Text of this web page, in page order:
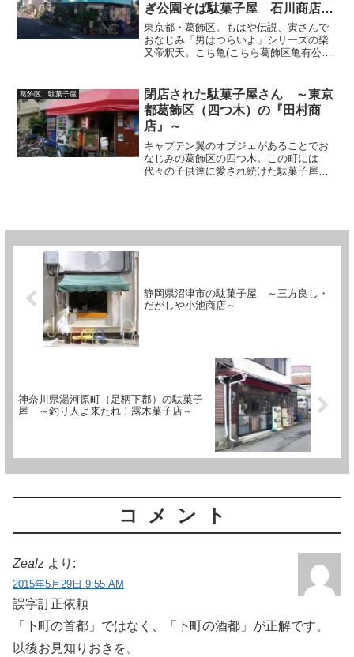
ぎ公園そば駄菓子屋 石川商店
（ゼブラ）～
東京都・葛飾区。もはや伝説、寅さんで
おなじみ「男はつらいよ」シリーズの柴
又帝釈天。こち亀(こちら葛飾区亀有公園
「東京都立南葛飾高校（通称・南葛）」
は、その代表作品「キ...
葛飾区 駄菓子屋
閉店された駄菓子屋さん ～東京
都葛飾区（四つ木）の『田村商
店』～
キャプテン翼のオブジェがあることでお
なじみの葛飾区の四つ木。この町には
代々の子供達に愛され続けた駄菓子屋
静岡県沼津市の駄菓子屋 ～三方良し・
だがしや小池商店～
神奈川県湯河原町（足柄下郡）の駄菓子
屋 ～釣り人よ来たれ！露木菓子店～
コメント
Zealz より:
2015年5月29日 9:55 AM
誤字訂正依頼
「下町の首都」ではなく、「下町の酒都」が正解です。
以後お見知りおきを。